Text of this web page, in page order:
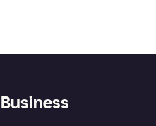
Business